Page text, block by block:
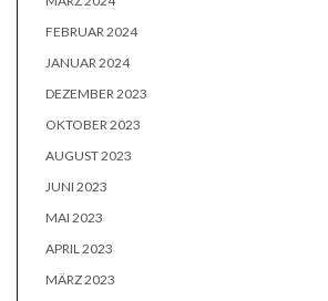
FEBRUAR 2024
JANUAR 2024
DEZEMBER 2023
OKTOBER 2023
AUGUST 2023
JUNI 2023
MAI 2023
APRIL 2023
MÄRZ 2023